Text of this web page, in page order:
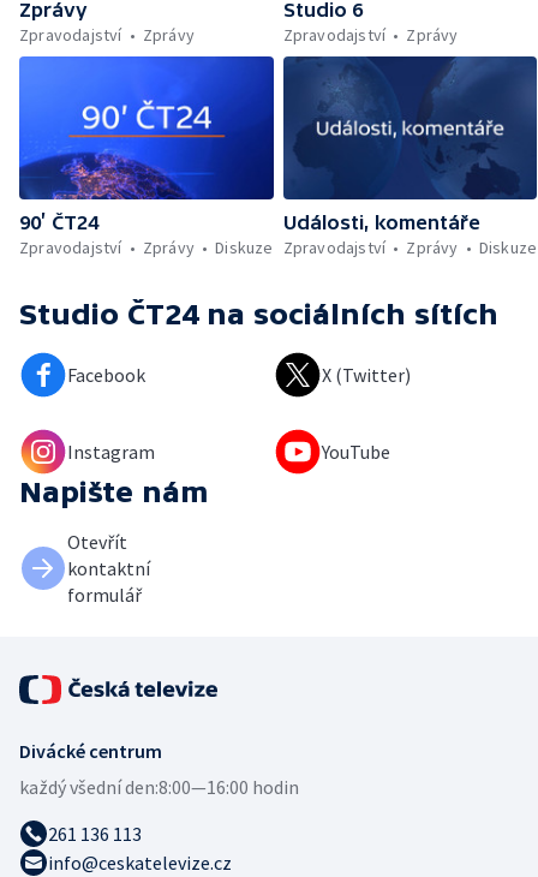
Zprávy
Zpravodajství
Zprávy
Studio 6
Zpravodajství
Zprávy
90’ ČT24
Zpravodajství
Zprávy Diskuze
Události, komentáře
Zpravodajství
Zprávy Diskuze
Studio ČT24 na sociálních sítích
Facebook X (Twitter)
Instagram YouTube
Napište nám
Otevřít
kontaktní
formulář
Divácké centrum
každý všední den:8:00—16:00 hodin
261 136 113
info@ceskatelevize.cz